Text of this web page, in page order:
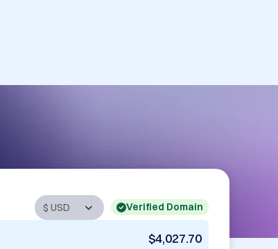
Verified Domain
$4,027.70